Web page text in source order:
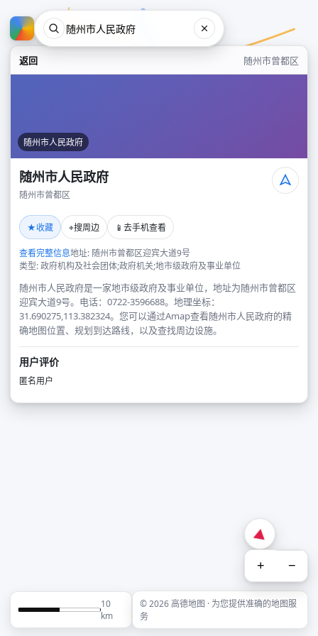
返回 随州市曾都区
随州市人民政府
随州市人民政府
随州市曾都区
★收藏 ⌖搜周边 📱 去手机查看
查看完整信息地址: 随州市曾都区迎宾大道9号
类型: 政府机构及社会团体;政府机关;地市级政府及事业单位
随州市人民政府是一家地市级政府及事业单位，地址为随州市曾都区
迎宾大道9号。电话：0722-3596688。地理坐标：
31.690275,113.382324。您可以通过Amap查看随州市人民政府的精
确地图位置、规划到达路线，以及查找周边设施。
用户评价
匿名用户
+ −
10
km
© 2026 高德地图 · 为您提供准确的地图服
务